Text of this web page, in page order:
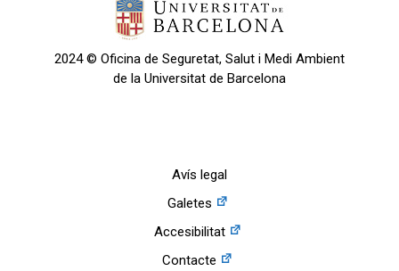
2024 © Oficina de Seguretat, Salut i Medi Ambient
de la Universitat de Barcelona
Avís legal
Galetes
Accesibilitat
Contacte